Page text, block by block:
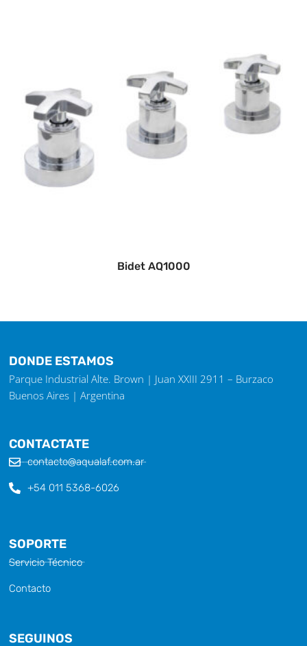
Bidet AQ1000
DONDE ESTAMOS
Parque Industrial Alte. Brown | Juan XXIII 2911 – Burzaco
Buenos Aires | Argentina
CONTACTATE
contacto@aqualaf.com.ar
+54 011 5368-6026
SOPORTE
Servicio Técnico
Contacto
SEGUINOS